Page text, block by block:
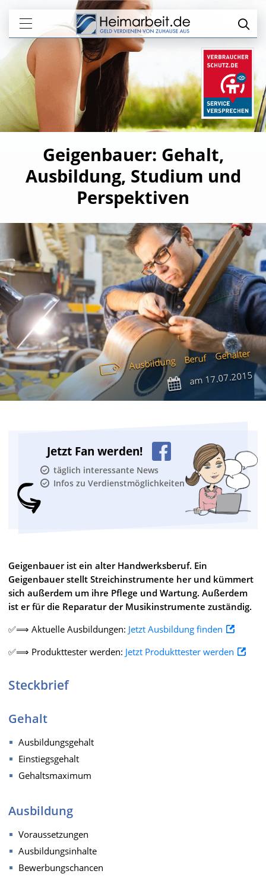
Geigenbauer: Gehalt,
Ausbildung, Studium und
Perspektiven
Ausbildung Beruf Gehälter
am17.07.2015
Jetzt Fan werden!
täglich interessante News
Infos zu Verdienstmöglichkeiten
Geigenbauer ist ein alter Handwerksberuf. Ein
Geigenbauer stellt Streichinstrumente her und kümmert
sich außerdem um ihre Pflege und Wartung. Außerdem
ist er für die Reparatur der Musikinstrumente zuständig.
✅⟹ Aktuelle Ausbildungen: Jetzt Ausbildung finden
✅⟹ Produkttester werden: Jetzt Produkttester werden
Steckbrief
Gehalt
Ausbildungsgehalt
Einstiegsgehalt
Gehaltsmaximum
Ausbildung
Voraussetzungen
Ausbildungsinhalte
Bewerbungschancen